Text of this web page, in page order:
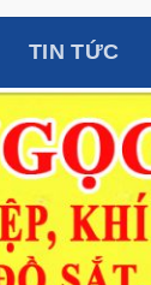
TIN TỨC